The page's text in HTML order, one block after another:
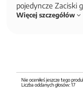
pojedyncze Zaciski
Więcej szczegółów
Nie oceniłeś jeszcze tego
Liczba oddanych głosów:17